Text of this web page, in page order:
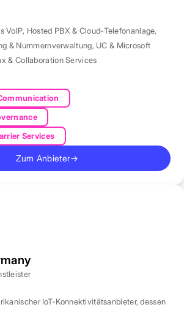
VoIP, Hosted PBX & Cloud-Telefonanlage,
& Nummernverwaltung, UC & Microsoft
& Collaboration Services
Services
Zum Anbieter→
IoT-Konnektivitätsanbieter, dessen